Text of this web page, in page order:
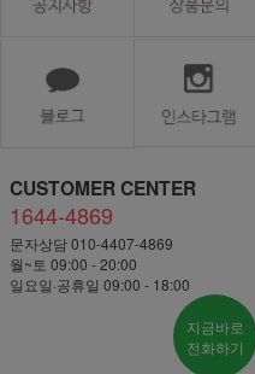
CUSTOMER CENTER
1644-4869
문자상담 010-4407-4869
월~토 09:00 - 20:00
일요일·공휴일 09:00 - 18:00
지금바로
전화하기